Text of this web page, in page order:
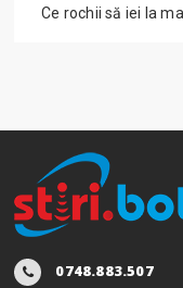
Ce rochii să iei la
0748.883.507